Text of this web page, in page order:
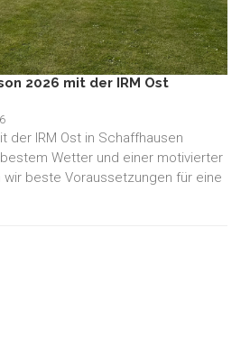
2026 mit der IRM Ost
der IRM Ost in Schaffhausen
Wetter und einer motivierter
wir beste Voraussetzungen für eine